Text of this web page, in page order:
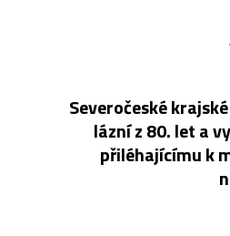
Severočeské
lázní z 80. let a
přiléhajícímu k